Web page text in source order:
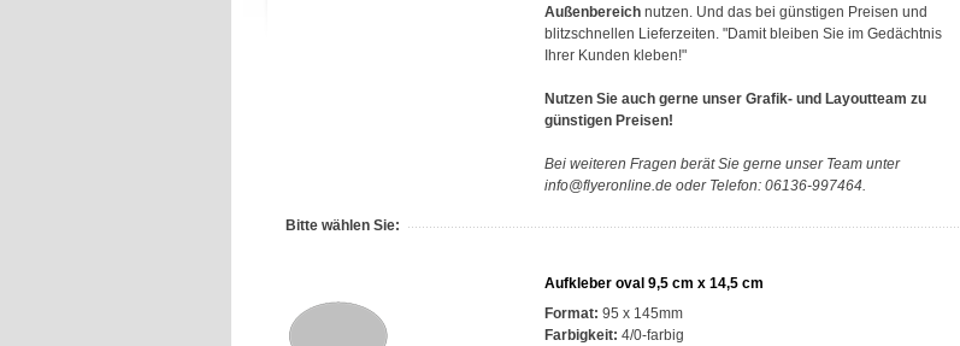
Außenbereich nutzen. Und das bei günstigen Preisen und
blitzschnellen Lieferzeiten. "Damit bleiben Sie im Gedächtnis
Ihrer Kunden kleben!"
Nutzen Sie auch gerne unser Grafik- und Layoutteam zu
günstigen Preisen!
Bei weiteren Fragen berät Sie gerne unser Team unter
info@flyeronline.de oder Telefon: 06136-997464.
Bitte wählen Sie:
Aufkleber oval 9,5 cm x 14,5 cm
Format: 95 x 145mm
Farbigkeit: 4/0-farbig